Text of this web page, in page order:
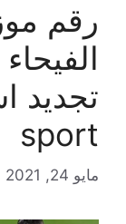
رقم
sport
مايو 24, 2021